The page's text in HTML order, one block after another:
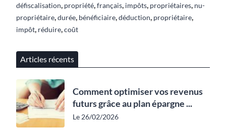
défiscalisation propriété français impôts propriétaires nu-
propriétaire durée bénéficiaire déduction propriétaire
impôt réduire coût
Articles récents
Comment optimiser vos revenus
futurs grâce au plan épargne ...
Le 26/02/2026